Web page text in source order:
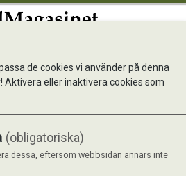
Poly Orange
de cookies vi använder på denna
Aktivera eller inaktivera cookies som
(obligatoriska)
dessa, eftersom webbsidan annars inte